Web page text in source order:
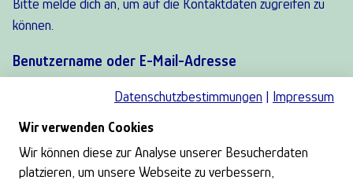
Bitte melde dich an, um auf die Kontaktdaten zugreifen zu
können.
Benutzername oder E-Mail-Adresse
Adresse ein.
Datenschutzbestimmungen
Impressum
Wir verwenden Cookies
Wir können diese zur Analyse unserer Besucherdaten
platzieren, um unsere Webseite zu verbessern,